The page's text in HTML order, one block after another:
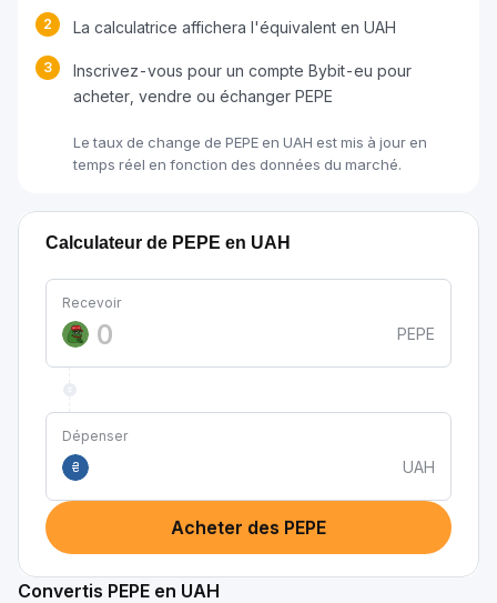
2 La calculatrice affichera l'équivalent en UAH
3
Inscrivez-vous pour un compte Bybit-eu pour
acheter, vendre ou échanger PEPE
Le taux de change de PEPE en UAH est mis à jour en
temps réel en fonction des données du marché.
Calculateur de PEPE en UAH
Recevoir
PEPE
Dépenser
₴
UAH
Acheter des PEPE
Convertis PEPE en UAH